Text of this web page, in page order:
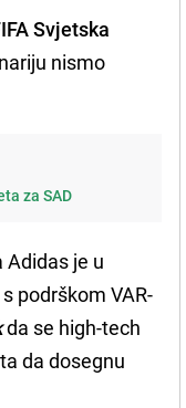
Svjetska
nismo
za SAD
je u
podrškom VAR-
da se high-tech
da dosegnu